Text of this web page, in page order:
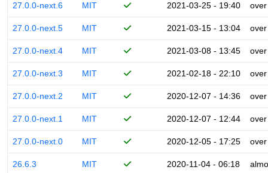
27.0.0-next.6 MIT 2021-03-25 - 19:40
27.0.0-next.5 MIT 2021-03-15 - 13:04
27.0.0-next.4 MIT 2021-03-08 - 13:45
27.0.0-next.3 MIT 2021-02-18 - 22:10
27.0.0-next.2 MIT 2020-12-07 - 14:36
27.0.0-next.1 MIT 2020-12-07 - 12:44
27.0.0-next.0 MIT 2020-12-05 - 17:25
26.6.3 MIT 2020-11-04 - 06:18